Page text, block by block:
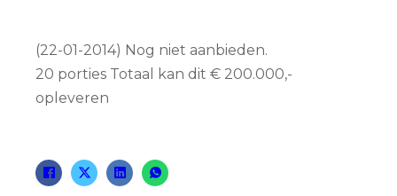
(22-01-2014) Nog niet aanbieden.
20 porties Totaal kan dit € 200.000,-
opleveren